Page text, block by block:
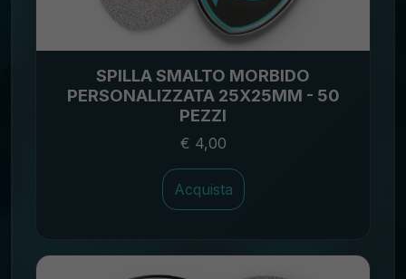
SPILLA SMALTO MORBIDO
PERSONALIZZATA 25X25MM - 50
PEZZI
€ 4,00
Acquista